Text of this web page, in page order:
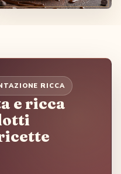
RICCA
e ricca